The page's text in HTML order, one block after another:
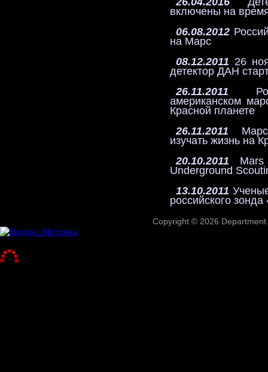
включены на
06.08.2012
на Марс
08.12.2011 26
детектор ДАН
26.11.2011
американском
Красной планете
26.11.2011
изучать жизнь на
20.10.2011 Mars
Underground
13.10.2011
российского
Copyright © 2026